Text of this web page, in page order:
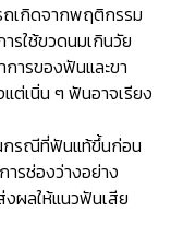
ถเกิดจากพฤติกรรม
รใช้ขวดนมเกินวัย
ารของฟันและขา
แต่เนิ่น ๆ ฟันอาจเรียง
กรณีที่ฟันแท้ขึ้นก่อน
รช่องว่างอย่าง
งผลให้แนวฟันเสีย